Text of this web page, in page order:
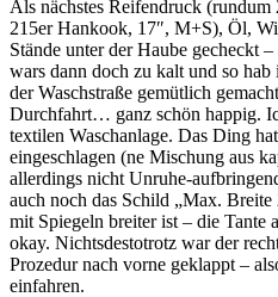
Als nächstes Reifendruck
215er Hankook, 17″, M+S), Öl,
Stände unter der Haube gecheckt
wars dann doch zu kalt und so
der Waschstraße gemütlich
Durchfahrt… ganz schön happig.
textilen Waschanlage. Das Ding
eingeschlagen (ne Mischung aus
allerdings nicht Unruhe-
auch noch das Schild „Max. Breite
mit Spiegeln breiter ist – die Tante
okay. Nichtsdestotrotz war der
Prozedur nach vorne geklappt –
einfahren.